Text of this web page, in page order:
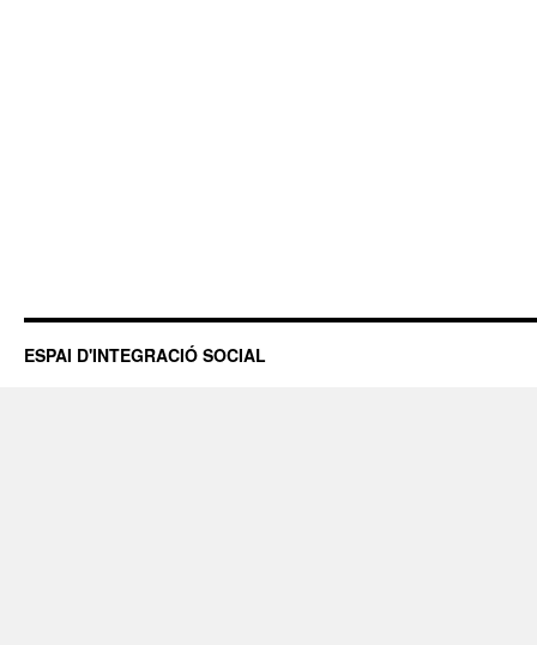
ESPAI D'INTEGRACIÓ SOCIAL